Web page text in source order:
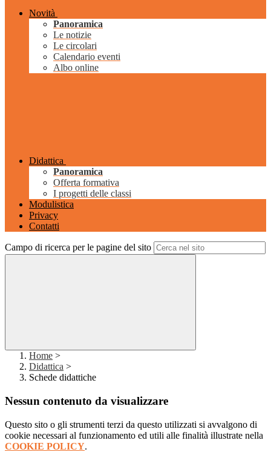
Novità
Panoramica
Le notizie
Le circolari
Calendario eventi
Albo online
Didattica
Panoramica
Offerta formativa
I progetti delle classi
Modulistica
Privacy
Contatti
Campo di ricerca per le pagine del sito
Home >
Didattica >
Schede didattiche
Nessun contenuto da visualizzare
Questo sito o gli strumenti terzi da questo utilizzati si avvalgono di
cookie necessari al funzionamento ed utili alle finalità illustrate nella
COOKIE POLICY.